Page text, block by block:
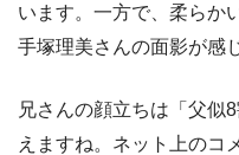
います。一方で、柔らか
手塚理美さんの面影が感
兄さんの顔立ちは「父似
えますね。ネット上のコ